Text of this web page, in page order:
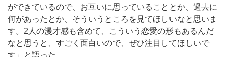
ができているので、お互いに思っていることとか、過去に
何があったとか、そういうところを見てほしいなと思いま
す。2人の漫才感も含めて、こういう恋愛の形もあるんだ
なと思うと、すごく面白いので、ぜひ注目してほしいで